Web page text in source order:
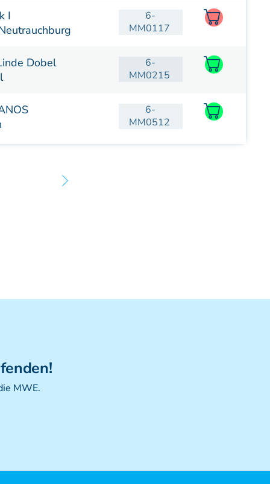
I
6-
MM0117
Dobel
6-
MM0215
6-
MM0512
MWE.